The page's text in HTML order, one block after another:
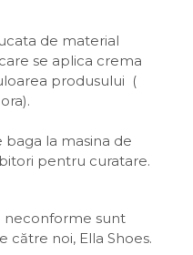
de material
se aplica crema
produsului (
la masina de
pentru curatare.
neconforme sunt
către noi, Ella Shoes.